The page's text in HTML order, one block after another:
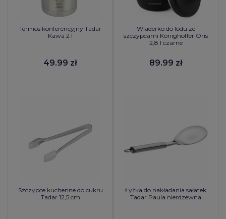
Termos konferencyjny Tadar
Kawa 2 l
49.99 zł
Wiaderko do lodu ze
szczypcami Konighoffer Oris
2,8 l czarne
89.99 zł
Szczypce kuchenne do cukru
Tadar 12,5 cm
Łyżka do nakładania sałatek
Tadar Paula nierdzewna